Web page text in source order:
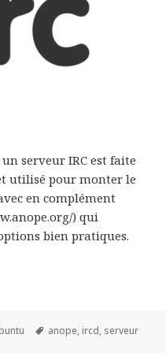
serveur IRC est faite
utilisé pour monter le
en complément
) qui
bien pratiques.
serveur IRC sous
Mots-
anope, ircd, serveur